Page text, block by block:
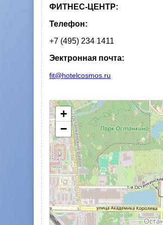
ФИТНЕС-ЦЕНТР:
Телефон:
+7 (495) 234 1411
Эектронная почта:
fit@hotelcosmos.ru
+
−